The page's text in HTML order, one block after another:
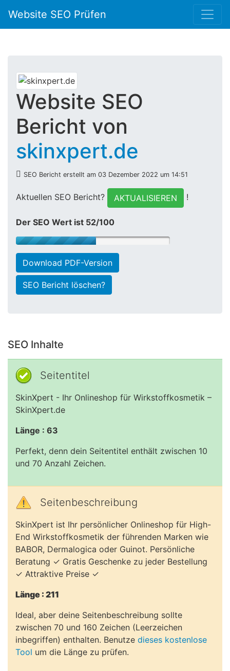
Website SEO Prüfen
Website SEO
Bericht von
skinxpert.de
SEO Bericht erstellt am 03 Dezember 2022 um 14:51
Aktuellen SEO Bericht? AKTUALISIEREN !
Der SEO Wert ist 52/100
Download PDF-Version
SEO Bericht löschen?
SEO Inhalte
Seitentitel
SkinXpert - Ihr Onlineshop für Wirkstoffkosmetik –
SkinXpert.de
Länge : 63
Perfekt, denn dein Seitentitel enthält zwischen 10
und 70 Anzahl Zeichen.
Seitenbeschreibung
SkinXpert ist Ihr persönlicher Onlineshop für High-
End Wirkstoffkosmetik der führenden Marken wie
BABOR, Dermalogica oder Guinot. Persönliche
Beratung ✓ Gratis Geschenke zu jeder Bestellung
✓ Attraktive Preise ✓
Länge : 211
Ideal, aber deine Seitenbeschreibung sollte
zwischen 70 und 160 Zeichen (Leerzeichen
inbegriffen) enthalten. Benutze dieses kostenlose
Tool um die Länge zu prüfen.